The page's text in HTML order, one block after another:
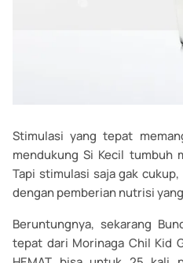
Stimulasi yang tepat
mendukung Si Kecil tumbuh
Tapi stimulasi saja gak
dengan pemberian nutrisi
Beruntungnya, sekarang
tepat dari Morinaga Chil Kid